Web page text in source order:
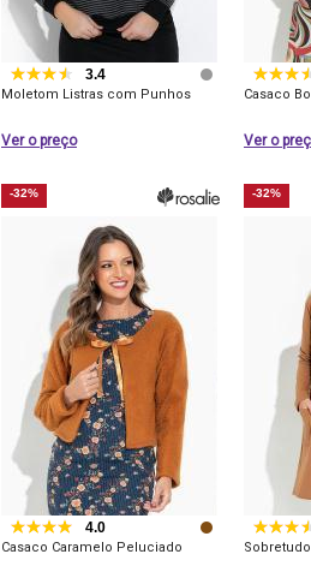
3.4
Moletom Listras com Punhos
Ver o preço
Casaco
Ver o
-32%
4.0
Casaco Caramelo Peluciado
-32%